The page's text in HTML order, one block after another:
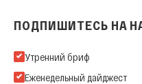
ПОДПИШИТЕСЬ НА
Подпишитесь на нашу Email-
Утренний бриф
Еженедельный дайджест